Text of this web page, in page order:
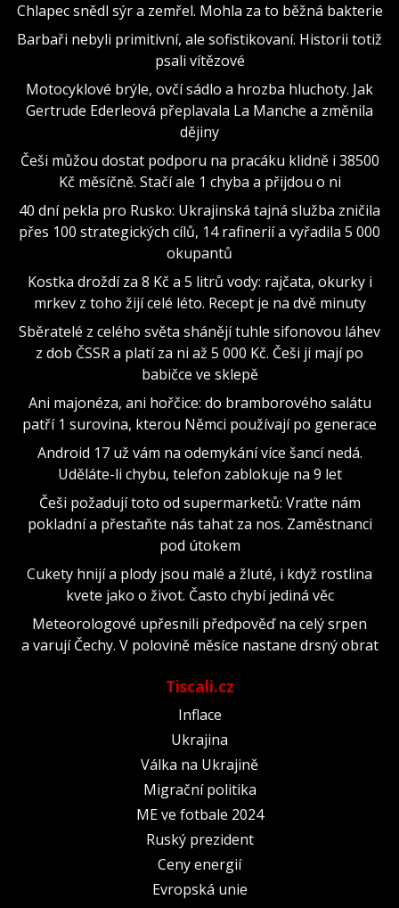
Chlapec snědl sýr a zemřel. Mohla za to běžná bakterie
Barbaři nebyli primitivní, ale sofistikovaní. Historii totiž
psali vítězové
Motocyklové brýle, ovčí sádlo a hrozba hluchoty. Jak
Gertrude Ederleová přeplavala La Manche a změnila
dějiny
Češi můžou dostat podporu na pracáku klidně i 38500
Kč měsíčně. Stačí ale 1 chyba a přijdou o ni
40 dní pekla pro Rusko: Ukrajinská tajná služba zničila
přes 100 strategických cílů, 14 rafinerií a vyřadila 5 000
okupantů
Kostka droždí za 8 Kč a 5 litrů vody: rajčata, okurky i
mrkev z toho žijí celé léto. Recept je na dvě minuty
Sběratelé z celého světa shánějí tuhle sifonovou láhev
z dob ČSSR a platí za ni až 5 000 Kč. Češi ji mají po
babičce ve sklepě
Ani majonéza, ani hořčice: do bramborového salátu
patří 1 surovina, kterou Němci používají po generace
Android 17 už vám na odemykání více šancí nedá.
Uděláte-li chybu, telefon zablokuje na 9 let
Češi požadují toto od supermarketů: Vraťte nám
pokladní a přestaňte nás tahat za nos. Zaměstnanci
pod útokem
Cukety hnijí a plody jsou malé a žluté, i když rostlina
kvete jako o život. Často chybí jediná věc
Meteorologové upřesnili předpověď na celý srpen
a varují Čechy. V polovině měsíce nastane drsný obrat
Tiscali.cz
Inflace
Ukrajina
Válka na Ukrajině
Migrační politika
ME ve fotbale 2024
Ruský prezident
Ceny energií
Evropská unie